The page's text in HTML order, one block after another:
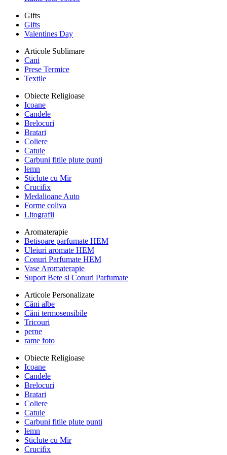
Gifts
Gifts
Valentines Day
Articole Sublimare
Cani
Prese Termice
Textile
Obiecte Religioase
Icoane
Candele
Brelocuri
Bratari
Coliere
Catuie
Carbuni fitile plute punti
lemn
Sticlute cu Mir
Crucifix
Medalioane Auto
Forme coliva
Litografii
Aromaterapie
Betisoare parfumate HEM
Uleiuri aromate HEM
Conuri Parfumate HEM
Vase Aromaterapie
Suport Bete si Conuri Parfumate
Articole Personalizate
Căni albe
Căni termosensibile
Tricouri
perne
rame foto
Obiecte Religioase
Icoane
Candele
Brelocuri
Bratari
Coliere
Catuie
Carbuni fitile plute punti
lemn
Sticlute cu Mir
Crucifix